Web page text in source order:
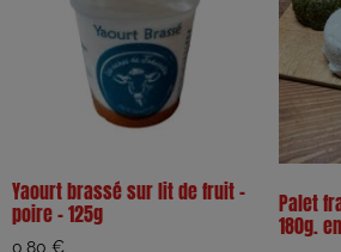
Yaourt brassé sur lit de fruit –
poire – 125g
0,80 €
Palet
180g.